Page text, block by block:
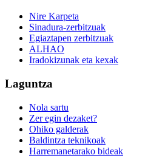
Nire Karpeta
Sinadura-zerbitzuak
Egiaztapen zerbitzuak
ALHAO
Iradokizunak eta kexak
Laguntza
Nola sartu
Zer egin dezaket?
Ohiko galderak
Baldintza teknikoak
Harremanetarako bideak